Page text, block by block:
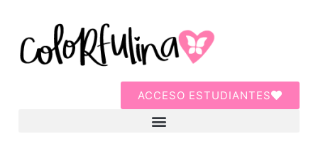
ACCESO ESTUDIANTES